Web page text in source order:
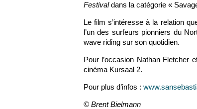
Festivaldans la catégorie «
Le film s’intéresse à la relation
l’un des surfeurs pionniers du
wave riding sur son quotidien.
Pour l’occasion Nathan Fletcher
cinéma Kursaal 2.
Pour plus d’infos :
© Brent Bielmann